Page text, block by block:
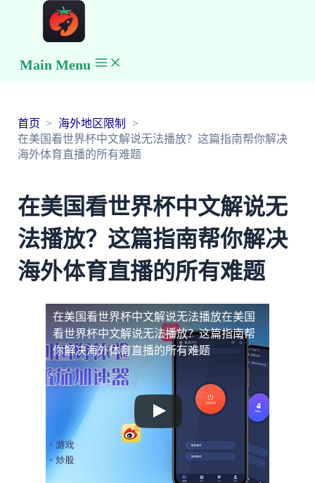
Main Menu
首页
海外地区限制
在美国看世界杯中文解说无法播放？这篇指南帮你解决
海外体育直播的所有难题
在美国看世界杯中文解说无
法播放？这篇指南帮你解决
海外体育直播的所有难题
在美国看世界杯中文解说无法播放在美国
看世界杯中文解说无法播放？这篇指南帮
你解决海外体育直播的所有难题